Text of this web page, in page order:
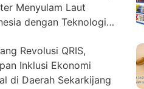
Menyulam Laut
dengan Teknologi
Revolusi QRIS,
Inklusi Ekonomi
di Daerah Sekarkijang